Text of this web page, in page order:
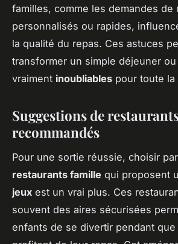
familles, comme les demandes de
personnalisés ou rapides,
la qualité du repas. Ces astuces
transformer un simple déjeuner
vraiment inoubliables pour toute la
Suggestions de
recommandés
Pour une sortie réussie, choisir
restaurants famille qui proposent
jeux est un vrai plus. Ces
souvent des aires sécurisées
enfants de se divertir pendant